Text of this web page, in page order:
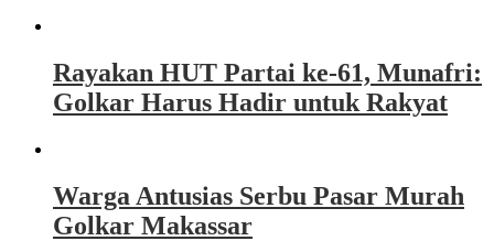
Rayakan HUT Partai ke-61, Munafri:
Golkar Harus Hadir untuk Rakyat
Warga Antusias Serbu Pasar Murah
Golkar Makassar